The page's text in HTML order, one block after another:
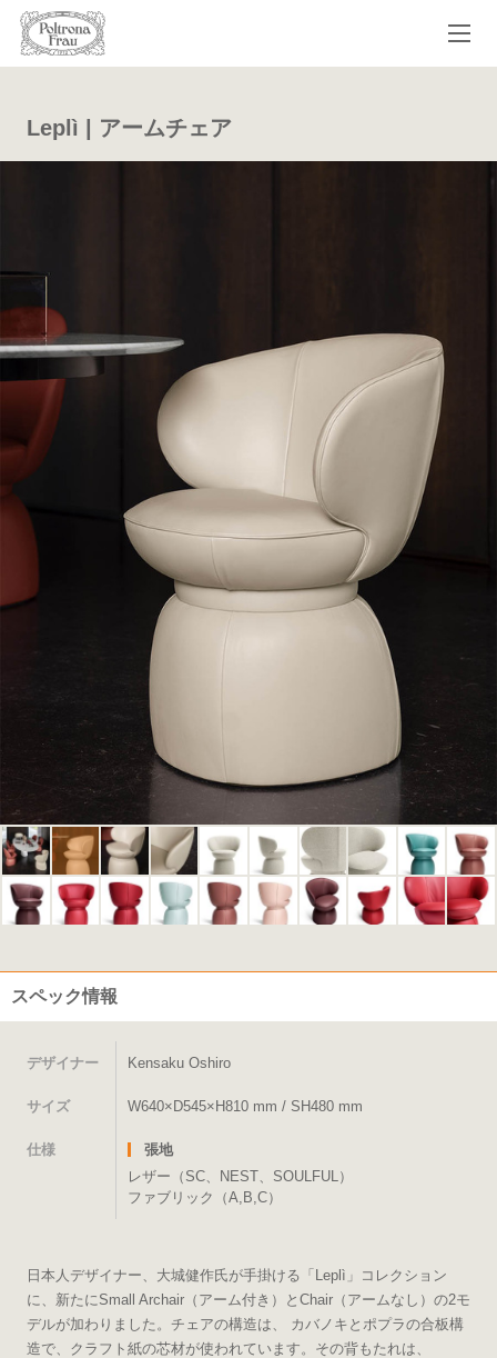
Leplì | アームチェア
スペック情報
デザイナー Kensaku Oshiro
サイズ W640×D545×H810 mm / SH480 mm
仕様
張地
レザー（SC、NEST、SOULFUL）
ファブリック（A,B,C）
日本人デザイナー、大城健作氏が手掛ける「Leplì」コレクション
に、新たにSmall Archair（アーム付き）とChair（アームなし）の2モ
デルが加わりました。チェアの構造は、 カバノキとポプラの合板構
造で、クラフト紙の芯材が使われています。その背もたれは、